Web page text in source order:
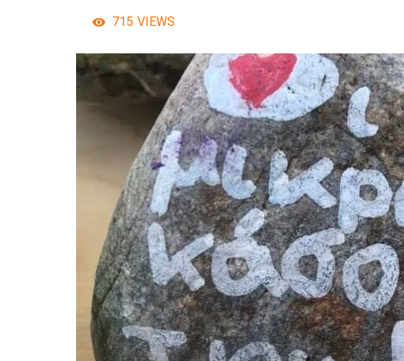
715 VIEWS